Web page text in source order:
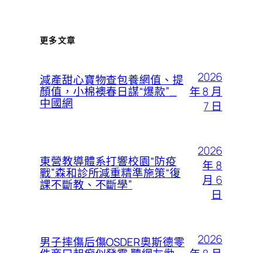
更多文章
減產甜心寶物查包養網值、提
顏值，小棉襖春日謀“爆款”_
中國網
2026
年 8 月
7 日
東營教導體系打響校園“防疫
戰”森和診所減重精準施策“復
課不斷教、不斷學”
2026
年 8
月 6
日
男子摔傷后傷OSDER奧斯德零
2026